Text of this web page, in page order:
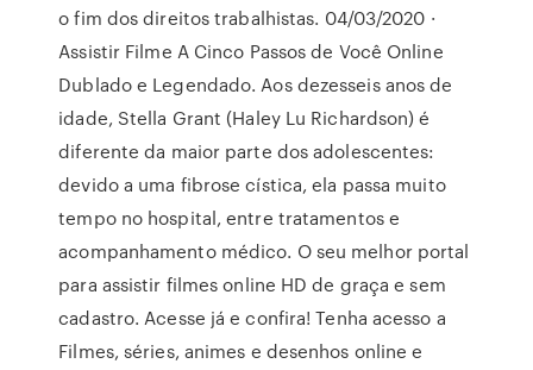
o fim dos direitos trabalhistas. 04/03/2020 ·
Assistir Filme A Cinco Passos de Você Online
Dublado e Legendado. Aos dezesseis anos de
idade, Stella Grant (Haley Lu Richardson) é
diferente da maior parte dos adolescentes:
devido a uma fibrose cística, ela passa muito
tempo no hospital, entre tratamentos e
acompanhamento médico. O seu melhor portal
para assistir filmes online HD de graça e sem
cadastro. Acesse já e confira! Tenha acesso a
Filmes, séries, animes e desenhos online e